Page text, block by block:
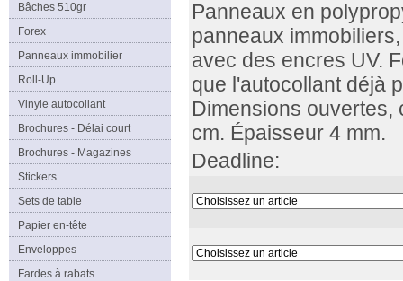
Bâches 510gr
Forex
Panneaux immobilier
Roll-Up
Vinyle autocollant
Brochures - Délai court
Brochures - Magazines
Stickers
Sets de table
Papier en-tête
Enveloppes
Fardes à rabats
Panneaux en
panneaux
avec des encres UV.
que l'autocollant déjà
Dimensions ouvertes,
cm. Épaisseur 4 mm.
Deadline: